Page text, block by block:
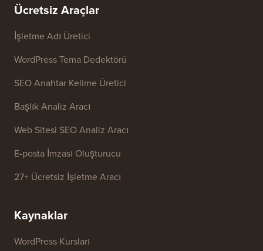
Ücretsiz Araçlar
İşletme Adı Üretici
WordPress Tema Dedektörü
SEO Anahtar Kelime Üretici
Başlık Analiz Aracı
Web Sitesi SEO Analiz Aracı
E-posta İmzası Oluşturucu
27+ Ücretsiz İşletme Aracı
Kaynaklar
WordPress Kursları